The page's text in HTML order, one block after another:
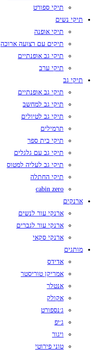
תיקי ספורט
תיקי נשים
תיקי אופנה
תיקים עם רצועה ארוכה
תיקי גב אופנתיים
תיקי ערב
תיקי גב
תיקי גב אופנתיים
תיקי גב למחשב
תיקי גב לטיולים
תרמילים
תיקי בית ספר
תיקי גב עם גלגלים
תיקי גב לעליה למטוס
תיקי החתלה
cabin zero
ארנקים
ארנקי עור לנשים
ארנקי עור לגברים
ארנקי סקאי
מותגים
אדידס
אמריקן טוריסטר
אנטלר
אקולק
ג׳נספורט
ג׳יפ
ויגור
טוני פירוטי